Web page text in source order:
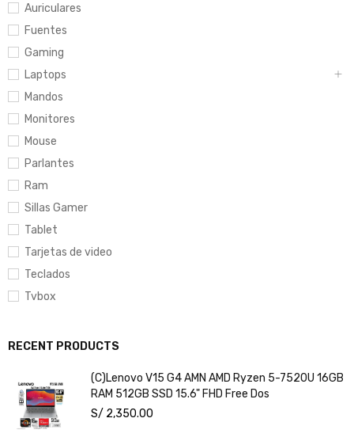
Auriculares
Fuentes
Gaming
Laptops
Mandos
Monitores
Mouse
Parlantes
Ram
Sillas Gamer
Tablet
Tarjetas de video
Teclados
Tvbox
RECENT PRODUCTS
(C)Lenovo V15 G4 AMN AMD Ryzen 5-7520U 16GB
RAM 512GB SSD 15.6" FHD Free Dos
S/ 2,350.00